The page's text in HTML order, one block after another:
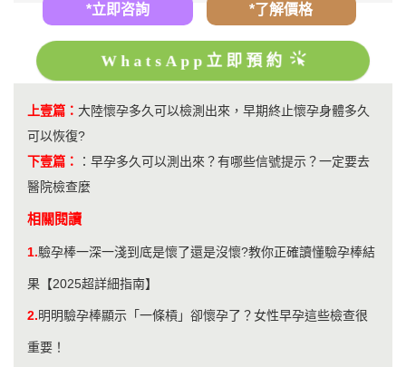
*立即咨詢 *了解價格
WhatsApp立即預約
上壹篇： 大陸懷孕多久可以檢測出來，早期終止懷孕身體多久
可以恢復?
下壹篇：
： 早孕多久可以測出來？有哪些信號提示？一定要去
醫院檢查麼
相關閱讀
1.驗孕棒一深一淺到底是懷了還是沒懷?教你正確讀懂驗孕棒結
果【2025超詳細指南】
2.明明驗孕棒顯示「一條槓」卻懷孕了？女性早孕這些檢查很
重要！